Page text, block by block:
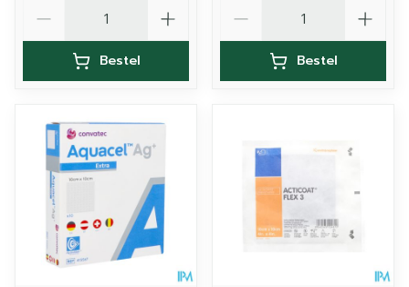
Bestel Bestel